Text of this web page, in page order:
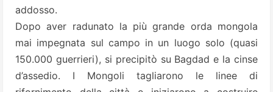
addosso.
Dopo aver radunato la più grande orda mongola
mai impegnata sul campo in un luogo solo (quasi
150.000 guerrieri), si precipitò su Bagdad e la cinse
d’assedio. I Mongoli tagliarono le linee di